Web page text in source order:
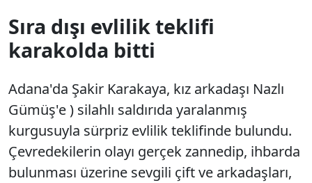
Sıra dışı evlilik teklifi
karakolda bitti
Adana'da Şakir Karakaya, kız arkadaşı Nazlı
Gümüş'e ) silahlı saldırıda yaralanmış
kurgusuyla sürpriz evlilik teklifinde bulundu.
Çevredekilerin olayı gerçek zannedip, ihbarda
bulunması üzerine sevgili çift ve arkadaşları,